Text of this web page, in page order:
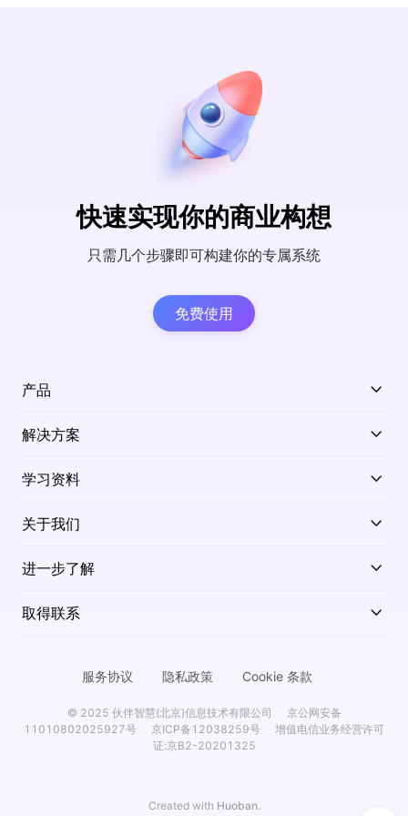
快速实现你的商业构想
只需几个步骤即可构建你的专属系统
免费使用
产品
解决方案
学习资料
关于我们
进一步了解
取得联系
服务协议 隐私政策 Cookie 条款
© 2025 伙伴智慧(北京)信息技术有限公司
京公网安备
11010802025927号
京ICP备12038259号
增值电信业务经营许可
证:京B2-20201325
Created with Huoban.